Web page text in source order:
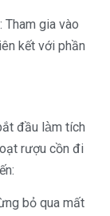
: Tham gia vào
kết với phần
đầu làm tích
rượu cồn đi
bỏ qua mất